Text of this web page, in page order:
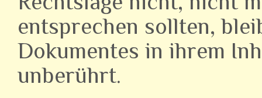
entsprechen sollten,
Dokumentes in ihrem
unberührt.